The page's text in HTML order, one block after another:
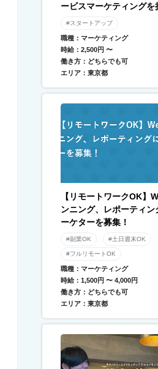
ービスマーケティングを
ケターを募集
#スタートアップ
職種：マーケティング
時給：2,500円 〜
働き方：どちらでも可
エリア：東京都
【リモートワークOK】
ンニング、レポーティン
ーケターを募集！
#副業OK #土日週末OK
#フルリモートOK
職種：マーケティング
時給：1,500円 〜 4,000円
働き方：どちらでも可
エリア：東京都